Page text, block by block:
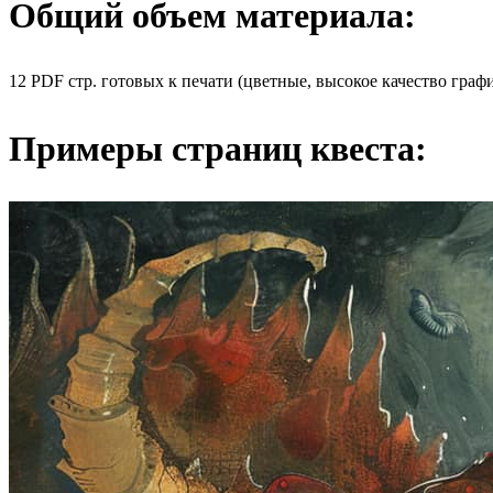
Общий объем материала:
12 PDF стр. готовых к печати (цветные, высокое качество
Примеры страниц квеста: